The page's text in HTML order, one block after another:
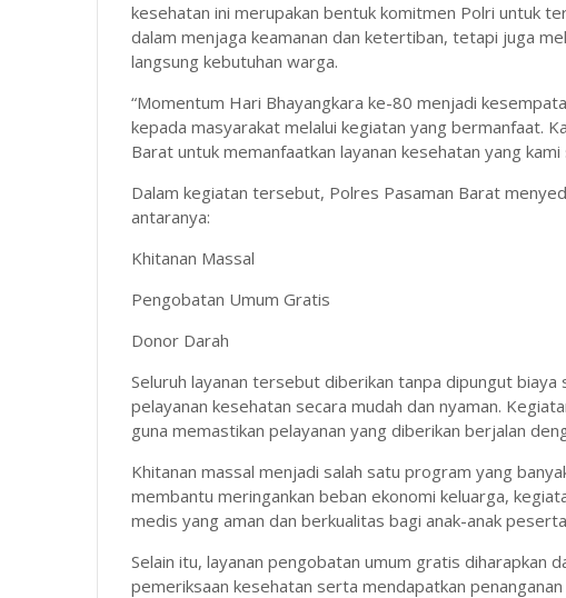
kesehatan ini merupakan bentuk komitmen Polri untuk
dalam menjaga keamanan dan ketertiban, tetapi juga
langsung kebutuhan warga.
“Momentum Hari Bhayangkara ke-80 menjadi
kepada masyarakat melalui kegiatan yang bermanfaat.
Barat untuk memanfaatkan layanan kesehatan yang
Dalam kegiatan tersebut, Polres Pasaman Barat
antaranya:
Khitanan Massal
Pengobatan Umum Gratis
Donor Darah
Seluruh layanan tersebut diberikan tanpa dipungut
pelayanan kesehatan secara mudah dan nyaman.
guna memastikan pelayanan yang diberikan berjalan
Khitanan massal menjadi salah satu program yang
membantu meringankan beban ekonomi keluarga,
medis yang aman dan berkualitas bagi anak-anak
Selain itu, layanan pengobatan umum gratis diharapkan
pemeriksaan kesehatan serta mendapatkan